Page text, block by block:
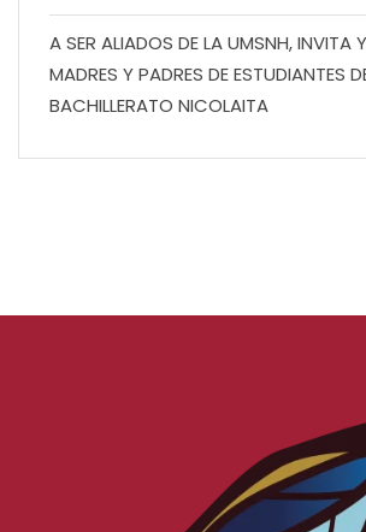
A SER ALIADOS DE LA UMSNH, INVITA
MADRES Y PADRES DE ESTUDIANTES
BACHILLERATO NICOLAITA